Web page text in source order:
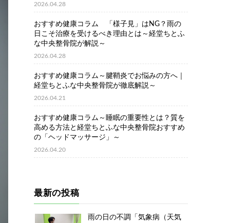
2026.04.28
おすすめ健康コラム 「様子見」はNG？雨の
日こそ治療を受けるべき理由とは～経堂ちとふ
な中央整骨院が解説～
2026.04.28
おすすめ健康コラム～腱鞘炎でお悩みの方へ｜
経堂ちとふな中央整骨院が徹底解説～
2026.04.21
おすすめ健康コラム～睡眠の重要性とは？質を
高める方法と経堂ちとふな中央整骨院おすすめ
の「ヘッドマッサージ」～
2026.04.20
最新の投稿
雨の日の不調「気象病（天気